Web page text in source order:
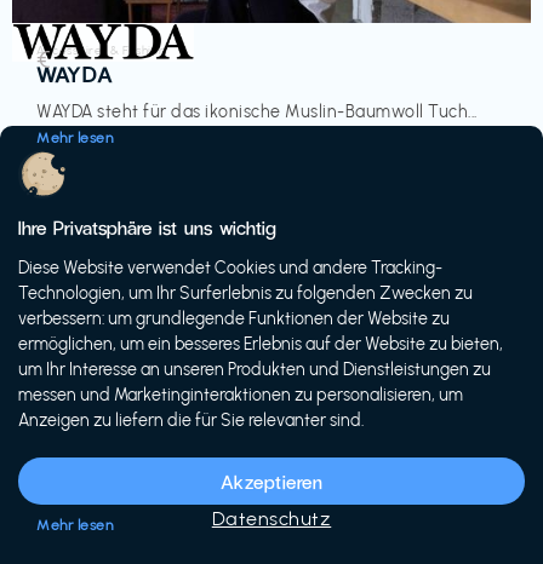
Accessoires & Fashion
WAYDA
WAYDA steht für das ikonische Muslin-Baumwoll Tuch...
Mehr lesen
€‎
-20%
Siech Cycles
Entdecke den Schweizer Brand für urbane Fahrräder...
Mehr lesen
Ihre Privatsphäre ist uns wichtig
Diese Website verwendet Cookies und andere Tracking-
Technologien, um Ihr Surferlebnis zu folgenden Zwecken zu
verbessern: um grundlegende Funktionen der Website zu
ermöglichen, um ein besseres Erlebnis auf der Website zu bieten,
um Ihr Interesse an unseren Produkten und Dienstleistungen zu
messen und Marketinginteraktionen zu personalisieren, um
Anzeigen zu liefern die für Sie relevanter sind.
Akzeptieren
Datenschutz